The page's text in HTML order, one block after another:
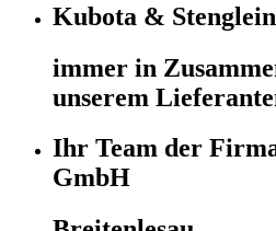
Kubota &
immer in
unserem
Ihr Team der
GmbH